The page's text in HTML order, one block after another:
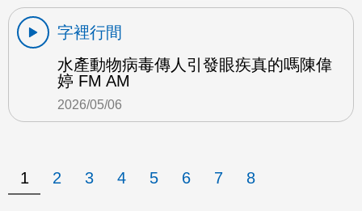
字裡行間
水產動物病毒傳人引發眼疾真的嗎陳偉
婷 FM AM
2026/05/06
1 2 3 4 5 6 7 8